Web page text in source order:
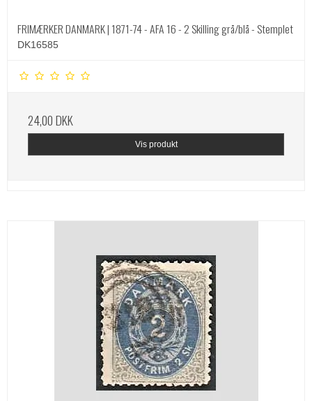
FRIMÆRKER DANMARK | 1871-74 - AFA 16 - 2 Skilling grå/blå - Stemplet
DK16585
24,00 DKK
Vis produkt